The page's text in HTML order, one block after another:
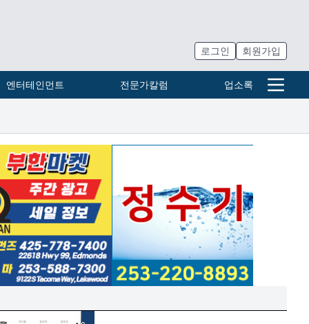
로그인 회원가입
엔터테인먼트 전문가칼럼 업소록